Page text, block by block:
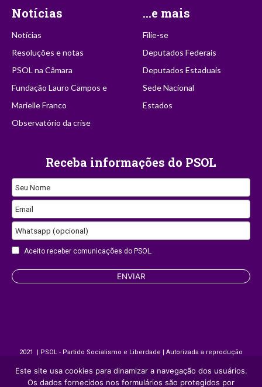
Notícias
Notícias
Resoluções e notas
PSOL na Câmara
Fundação Lauro Campos e
Marielle Franco
Observatório da crise
...e mais
Filie-se
Deputados Federais
Deputados Estaduais
Sede Nacional
Estados
Receba informações do PSOL
Seu Nome
Email
Email
Address
Whatsapp (opcional)
Aceito receber comunicações do PSOL.
ENVIAR
2021 | PSOL - Partido Socialismo e Liberdade | Autorizada a reprodução
desde que citada a fonte.
Este site usa cookies para dinamizar a navegação dos usuários.
Os dados fornecidos nos formulários são protegidos por